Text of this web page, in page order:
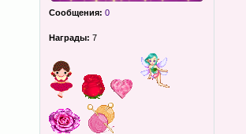
Сообщения: 0
Награды: 7